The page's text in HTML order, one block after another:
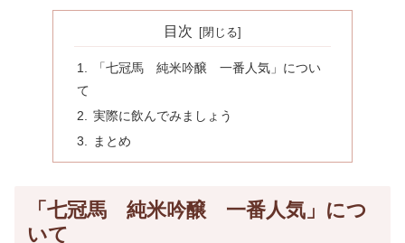
目次
「七冠馬 純米吟醸 一番人気」につい
て
実際に飲んでみましょう
まとめ
「七冠馬 純米吟醸 一番人気」につ
いて